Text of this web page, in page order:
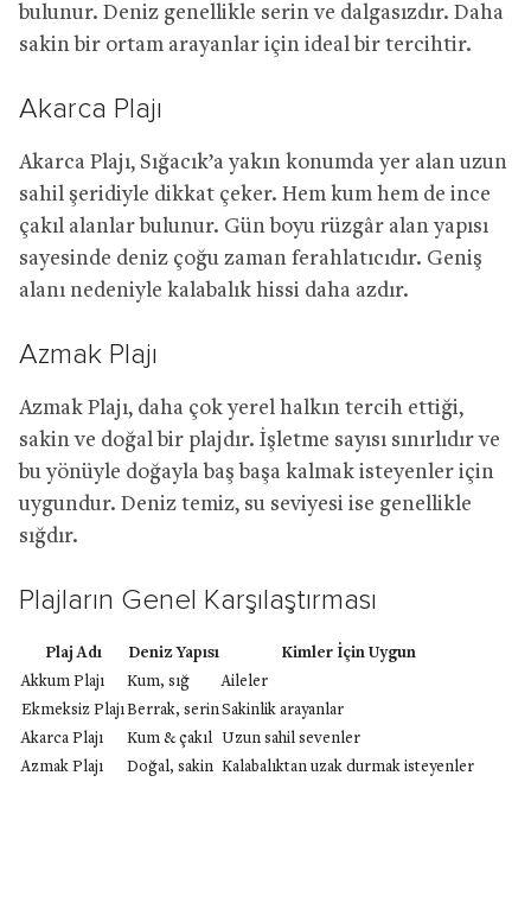
bulunur. Deniz genellikle serin ve dalgasızdır. Daha
sakin bir ortam arayanlar için ideal bir tercihtir.
Akarca Plajı
Akarca Plajı, Sığacık’a yakın konumda yer alan uzun
sahil şeridiyle dikkat çeker. Hem kum hem de ince
çakıl alanlar bulunur. Gün boyu rüzgâr alan yapısı
sayesinde deniz çoğu zaman ferahlatıcıdır. Geniş
alanı nedeniyle kalabalık hissi daha azdır.
Azmak Plajı
Azmak Plajı, daha çok yerel halkın tercih ettiği,
sakin ve doğal bir plajdır. İşletme sayısı sınırlıdır ve
bu yönüyle doğayla baş başa kalmak isteyenler için
uygundur. Deniz temiz, su seviyesi ise genellikle
sığdır.
Plajların Genel Karşılaştırması
Plaj Adı Deniz Yapısı
Kimler İçin Uygun
Akkum Plajı
Kum, sığ
Aileler
Ekmeksiz PlajıBerrak, serinSakinlik arayanlar
Akarca Plajı
Kum & çakıl
Uzun sahil sevenler
Azmak Plajı
Doğal, sakin Kalabalıktan uzak durmak isteyenler